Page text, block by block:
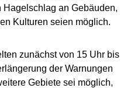
an Gebäuden,
Kulturen seien möglich.
zunächst von 15 Uhr bis
der Warnungen
Gebiete sei möglich,